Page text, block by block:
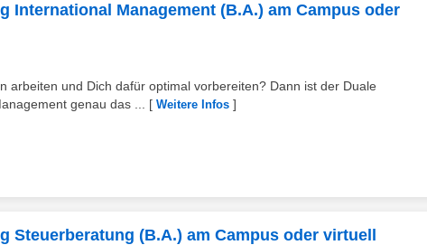
International Management (B.A.) am Campus oder
arbeiten und Dich dafür optimal vorbereiten? Dann ist der Duale
genau das ...
[ Weitere Infos ]
Steuerberatung (B.A.) am Campus oder virtuell